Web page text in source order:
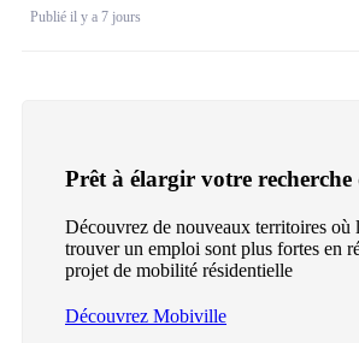
Publié il y a 7 jours
Prêt à élargir votre recherche
Découvrez de nouveaux territoires où
trouver un emploi sont plus fortes en
projet de mobilité résidentielle
Découvrez Mobiville